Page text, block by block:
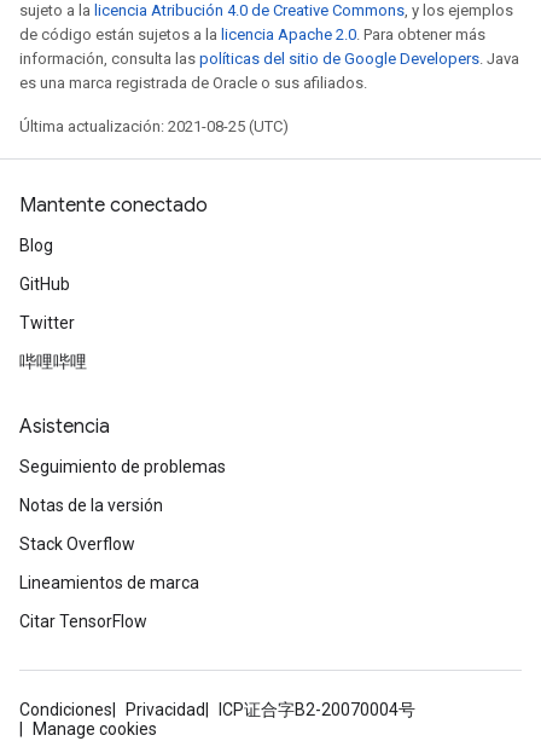
sujeto a la licencia Atribución 4.0 de Creative Commons, y los ejemplos
de código están sujetos a la licencia Apache 2.0. Para obtener más
información, consulta las políticas del sitio de Google Developers. Java
es una marca registrada de Oracle o sus afiliados.
Última actualización: 2021-08-25 (UTC)
Mantente conectado
Blog
GitHub
Twitter
哔哩哔哩
Asistencia
Seguimiento de problemas
Notas de la versión
Stack Overflow
Lineamientos de marca
Citar TensorFlow
Condiciones Privacidad
ICP证合字B2-20070004号
Manage cookies